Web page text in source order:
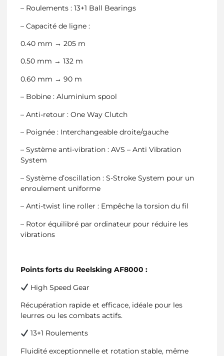
– Roulements : 13+1 Ball Bearings
– Capacité de ligne :
0.40 mm → 205 m
0.50 mm → 132 m
0.60 mm → 90 m
– Bobine : Aluminium spool
– Anti-retour : One Way Clutch
– Poignée : Interchangeable droite/gauche
– Système anti-vibration : AVS – Anti Vibration
System
– Système d’oscillation : S-Stroke System pour un
enroulement uniforme
– Anti-twist line roller : Empêche la torsion du fil
– Rotor équilibré par ordinateur pour réduire les
vibrations
Points forts du Reelsking AF8000 :
High Speed Gear
Récupération rapide et efficace, idéale pour les
leurres ou les combats actifs.
13+1 Roulements
Fluidité exceptionnelle et rotation stable, même